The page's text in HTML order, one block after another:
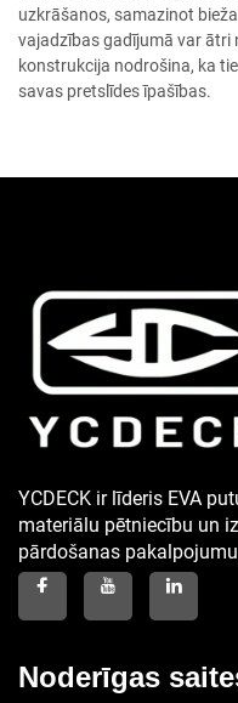
uzkrāšanos, samazinot
vajadzības gadījumā var ātri
konstrukcija nodrošina, ka
savas pretslīdes īpašības.
YCDECK ir līderis EVA
materiālu pētniecību un
pārdošanas
Noderīgas